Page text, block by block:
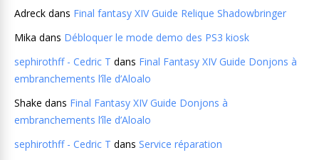
Adreck dans Final fantasy XIV Guide Relique Shadowbringer
Mika dans Débloquer le mode demo des PS3 kiosk
sephirothff - Cedric T dans Final Fantasy XIV Guide Donjons à
embranchements l’île d’Aloalo
Shake dans Final Fantasy XIV Guide Donjons à
embranchements l’île d’Aloalo
sephirothff - Cedric T dans Service réparation